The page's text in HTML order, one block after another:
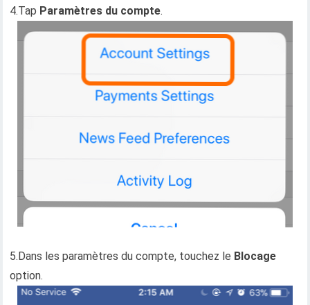
4.Tap Paramètres du compte.
5.Dans les paramètres du compte, touchez le Blocage
option.